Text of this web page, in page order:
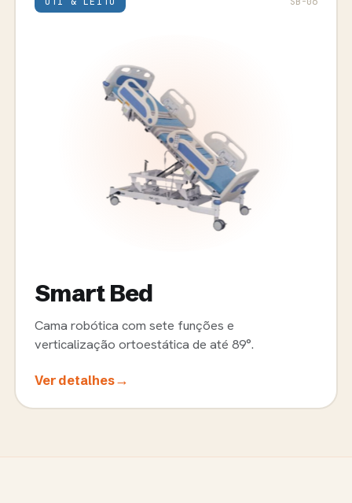
Smart Bed
Cama robótica com sete funções e
verticalização ortoestática de até 89°.
Ver detalhes→